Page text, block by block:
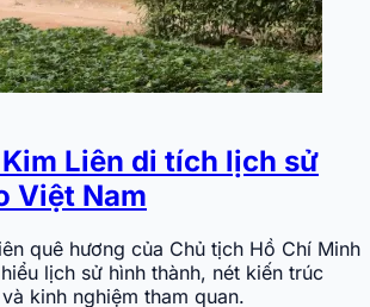
Liên di tích lịch sử
Việt Nam
quê hương của Chủ tịch Hồ Chí Minh
lịch sử hình thành, nét kiến trúc
kinh nghiệm tham quan.